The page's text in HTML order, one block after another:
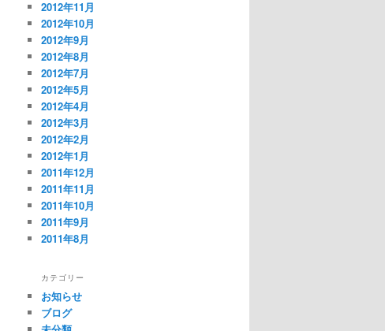
2012年11月
2012年10月
2012年9月
2012年8月
2012年7月
2012年5月
2012年4月
2012年3月
2012年2月
2012年1月
2011年12月
2011年11月
2011年10月
2011年9月
2011年8月
カテゴリー
お知らせ
ブログ